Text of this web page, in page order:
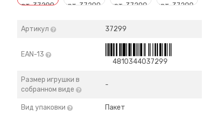
Артикул 37299
EAN-13
4810344037299
Размер игрушки в
собранном виде
-
Вид упаковки Пакет